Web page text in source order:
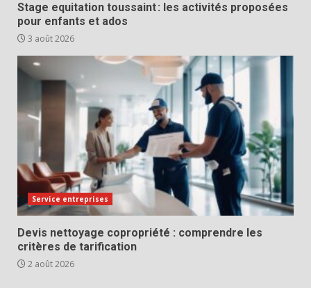
Stage equitation toussaint : les activités proposées
pour enfants et ados
3 août 2026
Service entreprises
Devis nettoyage copropriété : comprendre les
critères de tarification
2 août 2026